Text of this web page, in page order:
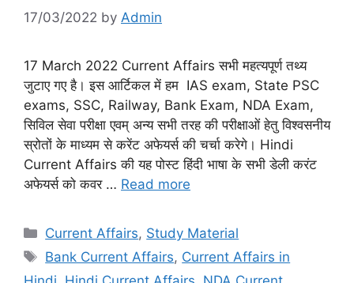
17/03/2022 by Admin
17 March 2022 Current Affairs सभी महत्यपूर्ण तथ्य
जुटाए गए है। इस आर्टिकल में हम IAS exam, State PSC
exams, SSC, Railway, Bank Exam, NDA Exam,
सिविल सेवा परीक्षा एवम् अन्य सभी तरह की परीक्षाओं हेतु विश्वसनीय
स्रोतों के माध्यम से करेंट अफेयर्स की चर्चा करेगे। Hindi
Current Affairs की यह पोस्ट हिंदी भाषा के सभी डेली करंट
अफेयर्स को कवर … Read more
Categories
Current Affairs, Study Material
Tags
Bank Current Affairs, Current Affairs in